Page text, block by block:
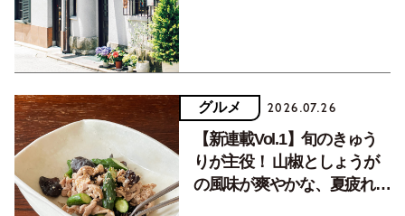
グルメ 2026.07.26
【新連載Vol.1】旬のきゅう
りが主役！ 山椒としょうが
の風味が爽やかな、夏疲れを